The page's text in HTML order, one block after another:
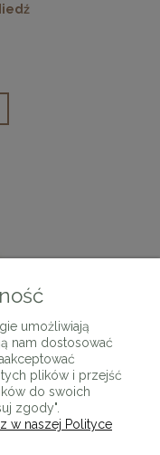
umożliwiają
nam dostosować
plików i przejść
do swoich
zgody".
w naszej Polityce